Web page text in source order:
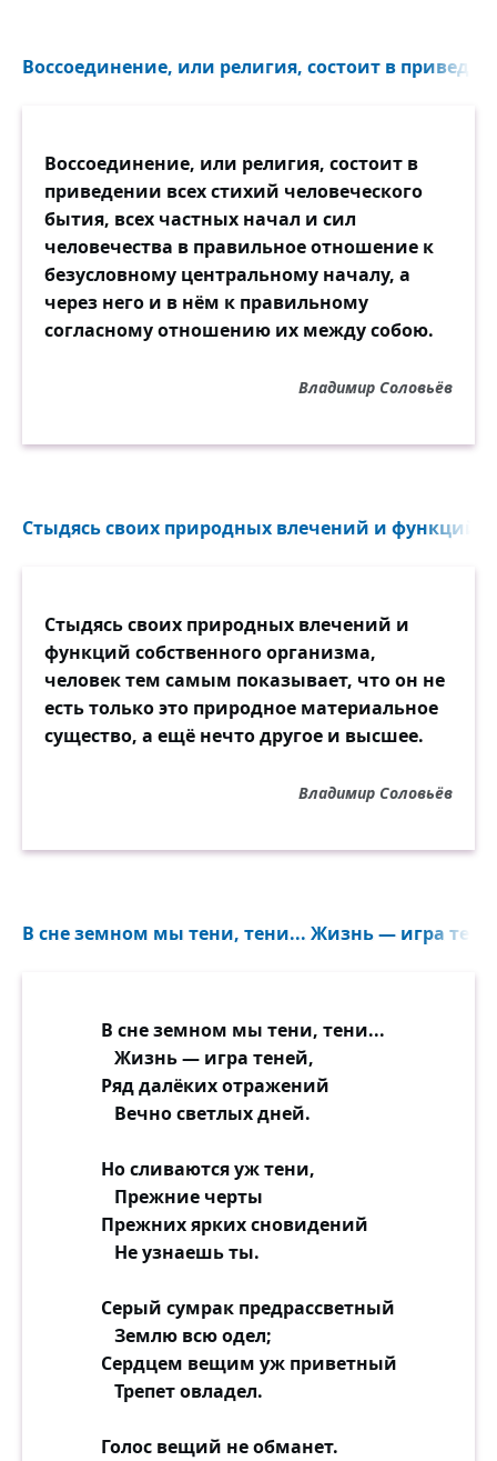
Воссоединение, или религия, состоит в
Воссоединение, или религия, состоит в
приведении всех стихий человеческого
бытия, всех частных начал и сил
человечества в правильное отношение к
безусловному центральному началу, а
через него и в нём к правильному
согласному отношению их между собою.
Владимир Соловьёв
Стыдясь своих природных влечений и функций
Стыдясь своих природных влечений и
функций собственного организма,
человек тем самым показывает, что он не
есть только это природное материальное
существо, а ещё нечто другое и высшее.
Владимир Соловьёв
В сне земном мы тени, тени... Жизнь — игра
В сне земном мы тени, тени...
Жизнь — игра теней,
Ряд далёких отражений
Вечно светлых дней.
Но сливаются уж тени,
Прежние черты
Прежних ярких сновидений
Не узнаешь ты.
Серый сумрак предрассветный
Землю всю одел;
Сердцем вещим уж приветный
Трепет овладел.
Голос вещий не обманет.